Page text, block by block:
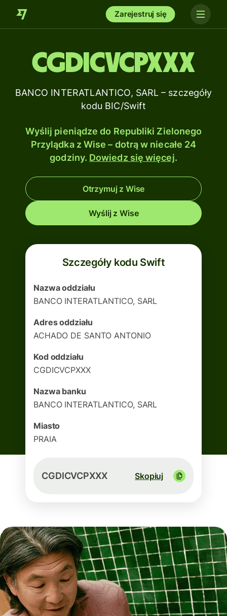
Zarejestruj się
CGDICVCPXXX
BANCO INTERATLANTICO, SARL – szczegóły
kodu BIC/Swift
Wyślij pieniądze do Republiki Zielonego
Przylądka z Wise – dotrą w niecałe 24
godziny. Dowiedz się więcej.
Otrzymuj z Wise
Wyślij z Wise
Szczegóły kodu Swift
Nazwa oddziału
BANCO INTERATLANTICO, SARL
Adres oddziału
ACHADO DE SANTO ANTONIO
Kod oddziału
CGDICVCPXXX
Nazwa banku
BANCO INTERATLANTICO, SARL
Miasto
PRAIA
CGDICVCPXXX Skopiuj